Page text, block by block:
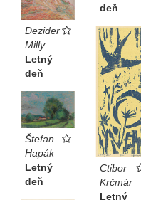
deň
Dezider
Milly
Letný
deň
Ctibor
Krčmár
Letný
Štefan
Hapák
Letný
deň